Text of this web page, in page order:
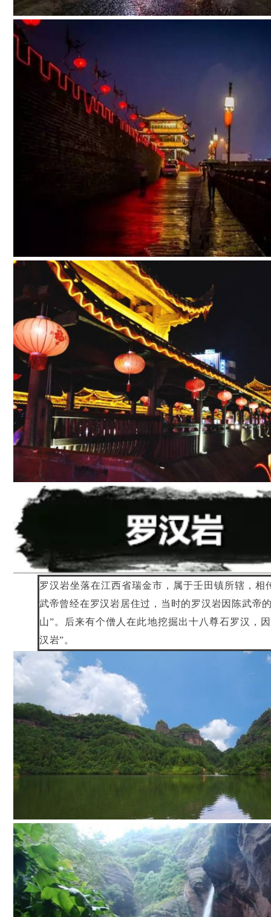
罗汉岩坐落在江西省瑞金市，属于壬田镇所辖，相
武帝曾经在罗汉岩居住过，当时的罗汉岩因陈武帝
山”。后来有个僧人在此地挖掘出十八尊石罗汉，
汉岩”。